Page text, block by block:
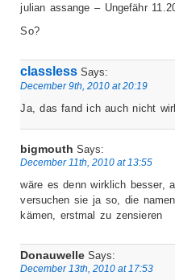
julian assange – Ungefähr
So?
classless Says:
December 9th, 2010 at 20:19
Ja, das fand ich auch nicht
bigmouth Says:
December 11th, 2010 at 13:55
wäre es denn wirklich besser,
versuchen sie ja so, die
kämen, erstmal zu zensieren
Donauwelle Says:
December 13th, 2010 at 17:53